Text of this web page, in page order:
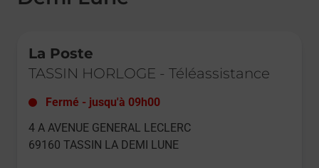
La Poste
TASSIN HORLOGE - Téléassistance
Fermé - jusqu'à 09h00
4 A AVENUE GENERAL LECLERC
69160 TASSIN LA DEMI LUNE